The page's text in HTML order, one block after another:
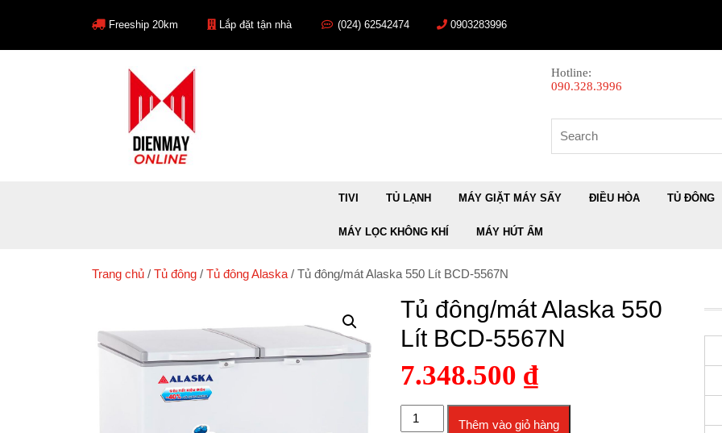
Freeship 20km Lắp đặt tận nhà (024) 62542474 0903283996
Hotline:
090.328.3996
for:
TIVI TỦ LẠNH MÁY GIẶT MÁY SẤY ĐIỀU HÒA TỦ ĐÔNG
MÁY LỌC KHÔNG KHÍ MÁY HÚT ẨM
Trang chủ / Tủ đông / Tủ đông Alaska / Tủ đông/mát Alaska 550 Lít BCD-5567N
Tủ đông/mát Alaska 550
Lít BCD-5567N
7.348.500 ₫
Tủ đông/mát Alaska 550 Lít BCD-5567N số lượng
Thêm vào giỏ hàng